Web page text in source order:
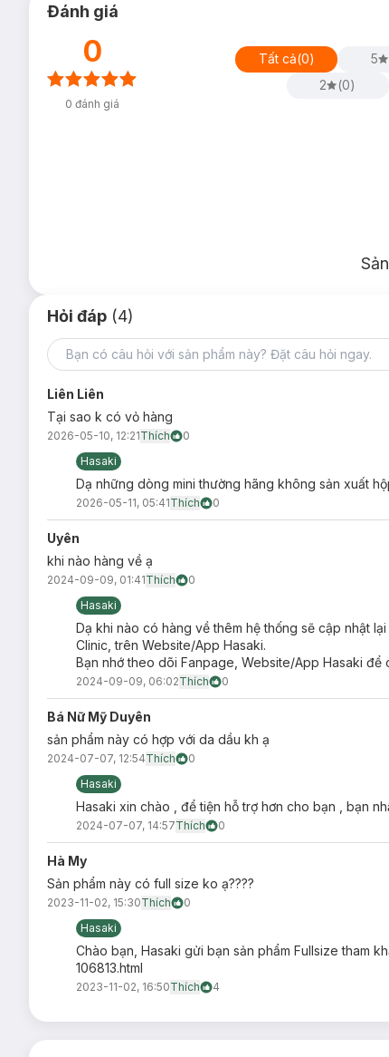
Đánh giá
0
0 đánh giá
Tất cả(0) 5
2
(0)
Hỏi đáp (4)
Liên Liên
Tại sao k có vỏ hàng
2026-05-10, 12:21Thích
0
Hasaki
Dạ những dòng mini thường hãng không sản xuất
2026-05-11, 05:41Thích 0
Uyên
khi nào hàng về ạ
2024-09-09, 01:41Thích
0
Hasaki
Dạ khi nào có hàng về thêm hệ thống sẽ cập nhật
Clinic, trên Website/App Hasaki.
Bạn nhớ theo dõi Fanpage, Website/App Hasaki để
2024-09-09, 06:02Thích 0
Bá Nữ Mỹ Duyên
sản phẩm này có hợp với da dầu kh ạ
2024-07-07, 12:54Thích
0
Hasaki
Hasaki xin chào , để tiện hỗ trợ hơn cho bạn , bạn
2024-07-07, 14:57Thích 0
Hà My
Sản phẩm này có full size ko ạ????
2023-11-02, 15:30Thích
0
Hasaki
Chào bạn, Hasaki gửi bạn sản phẩm Fullsize tham
106813.html
2023-11-02, 16:50Thích 4